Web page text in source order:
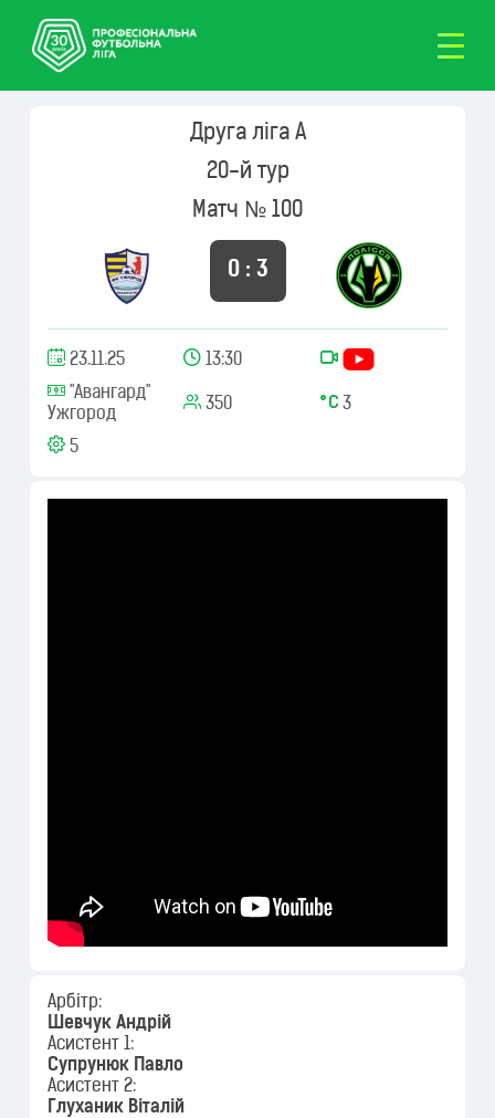
Друга ліга А
20-й тур
Матч № 100
0 : 3
23.11.25
13:30
"Авангард"
Ужгород
350 3
5
Арбітр:
Шевчук Андрій
Асистент 1:
Супрунюк Павло
Асистент 2:
Глуханик Віталій